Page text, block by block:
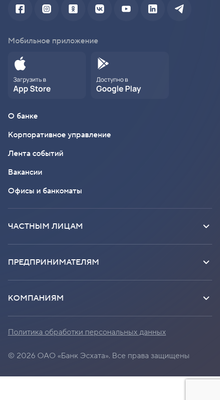
Мобильное приложение
О банке
Корпоративное управление
Лента событий
Вакансии
Офисы и банкоматы
ЧАСТНЫМ ЛИЦАМ
ПРЕДПРИНИМАТЕЛЯМ
КОМПАНИЯМ
Политика обработки персональных данных
© 2026 ОАО «Банк Эсхата». Все права защищены